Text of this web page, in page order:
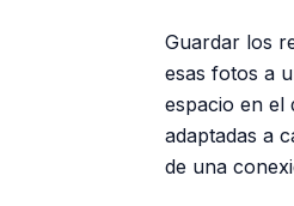
Guardar los
esas fotos a
espacio en el
adaptadas a
de una